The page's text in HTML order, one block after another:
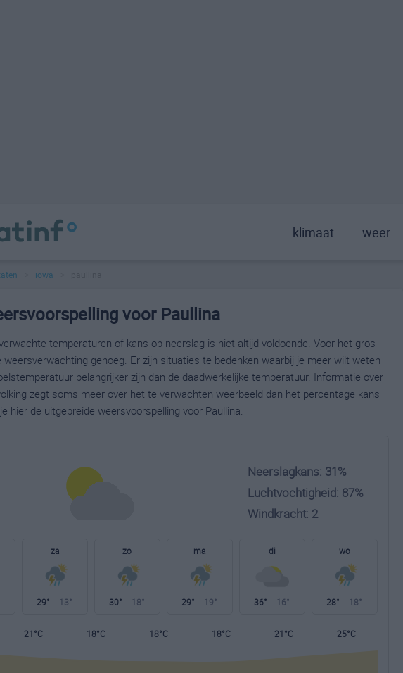
klimaat weer
iowa
voor Paullina
temperaturen of kans op neerslag is niet altijd voldoende. Voor het gros
genoeg. Er zijn situaties te bedenken waarbij je meer wilt weten
belangrijker zijn dan de daadwerkelijke temperatuur. Informatie over
zegt soms meer over het te verwachten weerbeeld dan het percentage kans
hier de uitgebreide weersvoorspelling voor Paullina.
Neerslagkans: 31%
Luchtvochtigheid: 87%
Windkracht: 2
za
29° 13°
zo
30° 18°
ma
29° 19°
di
36° 16°
wo
28° 18°
21°C 18°C 18°C 18°C 21°C 25°C